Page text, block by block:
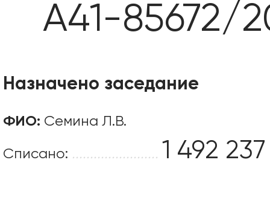
А41-85672/
Назначено заседание
ФИО: Семина Л.В.
Списано: ........................ 1 492